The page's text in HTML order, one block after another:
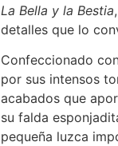
La Bella y la Bestia
detalles que lo
Confeccionado
por sus intensos
acabados que
su falda
pequeña luzca